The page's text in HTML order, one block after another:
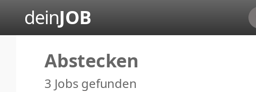
deinJOB
Abstecken
3 Jobs gefunden